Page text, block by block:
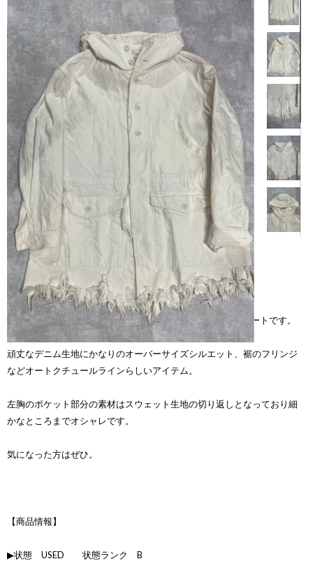
【商品説明】
ノゾミイシグロオートクチュールの15AWデニムフリンジコートです。
頑丈なデニム生地にかなりのオーバーサイズシルエット、裾のフリンジ
などオートクチュールラインらしいアイテム。
左胸のポケット部分の素材はスウェット生地の切り返しとなっており細
かなところまでオシャレです。
気になった方はぜひ。
【商品情報】
▶状態 USED 状態ランク B